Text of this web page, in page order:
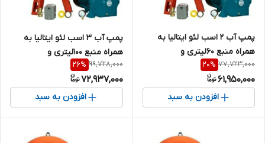
پمپ آب ۲ اسب لئو ایتالیا به
همراه منبع ۶۰لیتری و
اتومات،درجه
77,723,000
20%
61,950,000
افزودن به سبد
پمپ آب ۳ اسب لئو ایتالیا به
همراه منبع ۱۰۰لیتری و
اتومات،درجه
99,728,000
26%
72,937,000
افزودن به سبد